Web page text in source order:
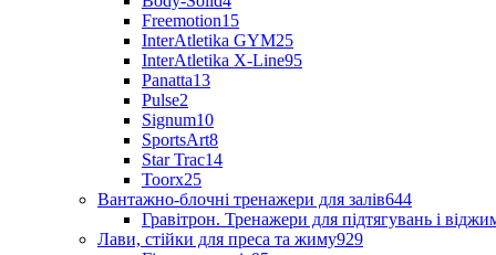
Freemotion15
InterAtletika GYM25
InterAtletika X-Line95
Panatta13
Pulse2
Signum10
SportsArt8
Star Trac14
Toorx25
Вантажно-блочні тренажери для залів644
Гравітрон. Тренажери для підтягувань і
Лави, стійки для преса та жиму929